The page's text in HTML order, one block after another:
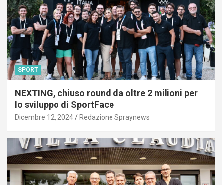
SPORT
NEXTING, chiuso round da oltre 2 milioni per
lo sviluppo di SportFace
Dicembre 12, 2024 Redazione Spraynews